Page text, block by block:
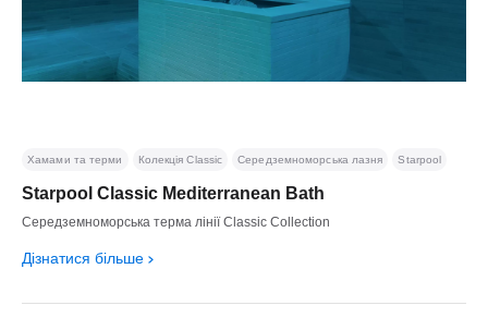
Starpool Classic Mediterranean Bath
Середземноморська терма лінії Classic Collection
Дізнатися більше
Хамами та терми Колекція Classic Середземноморська лазня Starpool